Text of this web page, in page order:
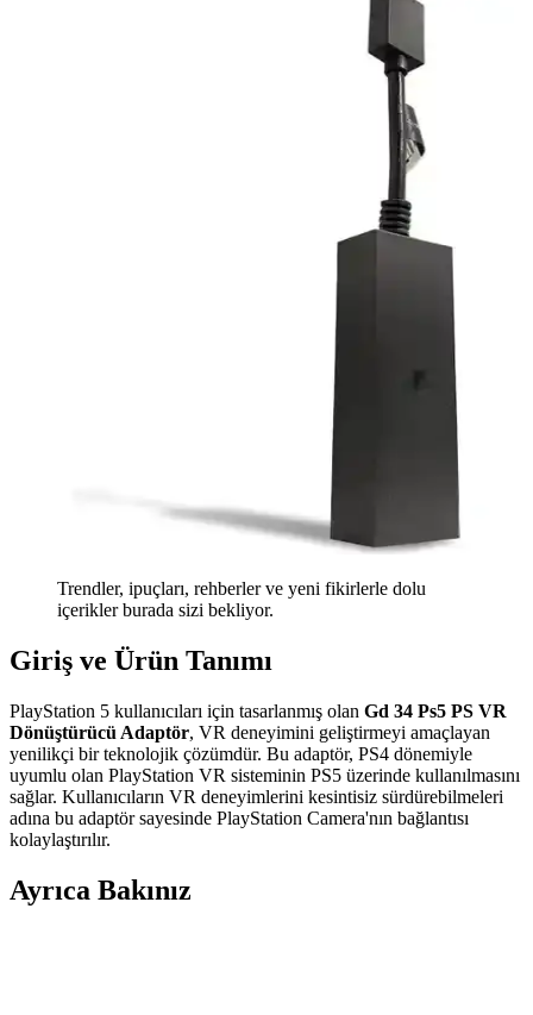
Trendler, ipuçları, rehberler ve yeni fikirlerle dolu
içerikler burada sizi bekliyor.
Giriş ve Ürün Tanımı
PlayStation 5 kullanıcıları için tasarlanmış olan Gd 34 Ps5 PS VR
Dönüştürücü Adaptör, VR deneyimini geliştirmeyi amaçlayan
yenilikçi bir teknolojik çözümdür. Bu adaptör, PS4 dönemiyle
uyumlu olan PlayStation VR sisteminin PS5 üzerinde kullanılmasını
sağlar. Kullanıcıların VR deneyimlerini kesintisiz sürdürebilmeleri
adına bu adaptör sayesinde PlayStation Camera'nın bağlantısı
kolaylaştırılır.
Ayrıca Bakınız